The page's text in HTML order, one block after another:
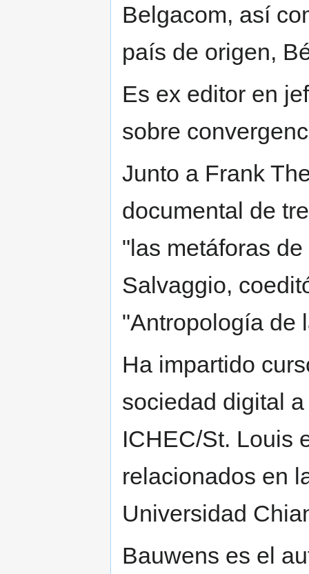
Belgacom, así
país de origen,
Es ex editor en
sobre
Junto a Frank
documental de
"las metáforas
Salvaggio,
"Antropología de
Ha impartido
sociedad digital
ICHEC/St. Louis
relacionados en
Universidad
Bauwens es el